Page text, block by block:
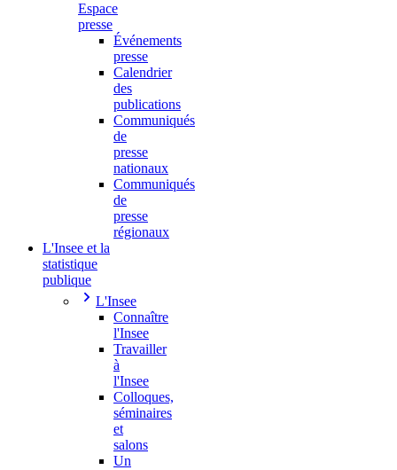
Espace
presse
Événements
presse
Calendrier
des
publications
Communiqués
de
presse
nationaux
Communiqués
de
presse
régionaux
L'Insee et la
statistique
publique
L'Insee
Connaître
l'Insee
Travailler
à
l'Insee
Colloques,
séminaires
et
salons
Un